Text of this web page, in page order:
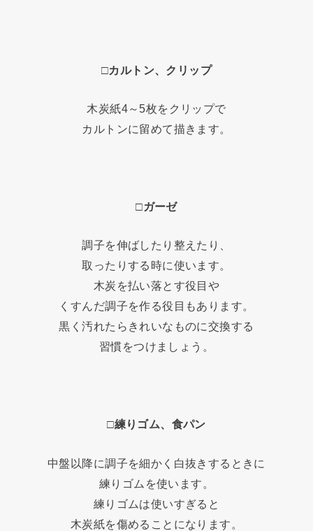
□カルトン、クリップ
木炭紙4～5枚をクリップで
カルトンに留めて描きます。
□ガーゼ
調子を伸ばしたり整えたり、
取ったりする時に使います。
木炭を払い落とす役目や
くすんだ調子を作る役目もあります。
黒く汚れたらきれいなものに交換する
習慣をつけましょう。
□練りゴム、食パン
中盤以降に調子を細かく白抜きするときに
練りゴムを使います。
練りゴムは使いすぎると
木炭紙を傷めることになります。